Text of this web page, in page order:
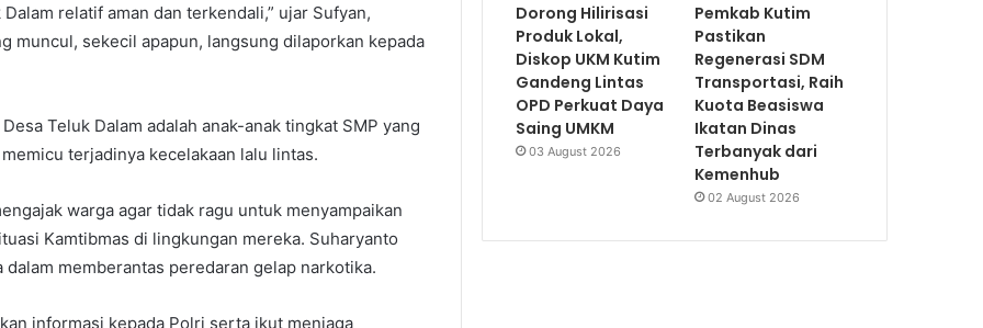
relatif aman dan terkendali,” ujar Sufyan,
muncul, sekecil apapun, langsung dilaporkan kepada
Teluk Dalam adalah anak-anak tingkat SMP yang
terjadinya kecelakaan lalu lintas.
warga agar tidak ragu untuk menyampaikan
Kamtibmas di lingkungan mereka. Suharyanto
memberantas peredaran gelap narkotika.
informasi kepada Polri serta ikut menjaga
Dorong Hilirisasi
Produk Lokal,
Diskop UKM Kutim
Gandeng Lintas
OPD Perkuat Daya
Saing UMKM
03 August 2026
Pemkab Kutim
Pastikan
Regenerasi SDM
Transportasi, Raih
Kuota Beasiswa
Ikatan Dinas
Terbanyak dari
Kemenhub
02 August 2026